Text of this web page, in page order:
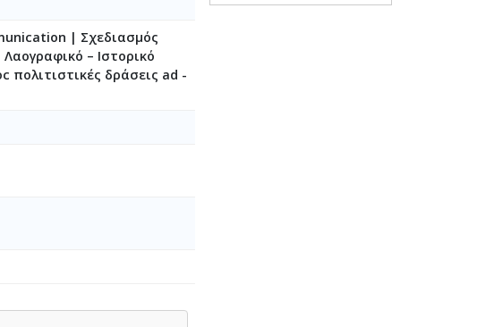
| Σχεδιασμός
– Ιστορικό
δράσεις ad -